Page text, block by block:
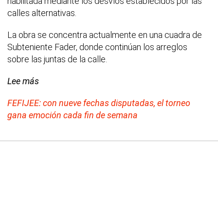
calles alternativas.
La obra se concentra actualmente en una cuadra de
Subteniente Fader, donde continúan los arreglos
sobre las juntas de la calle.
Lee más
FEFIJEE: con nueve fechas disputadas, el torneo
gana emoción cada fin de semana